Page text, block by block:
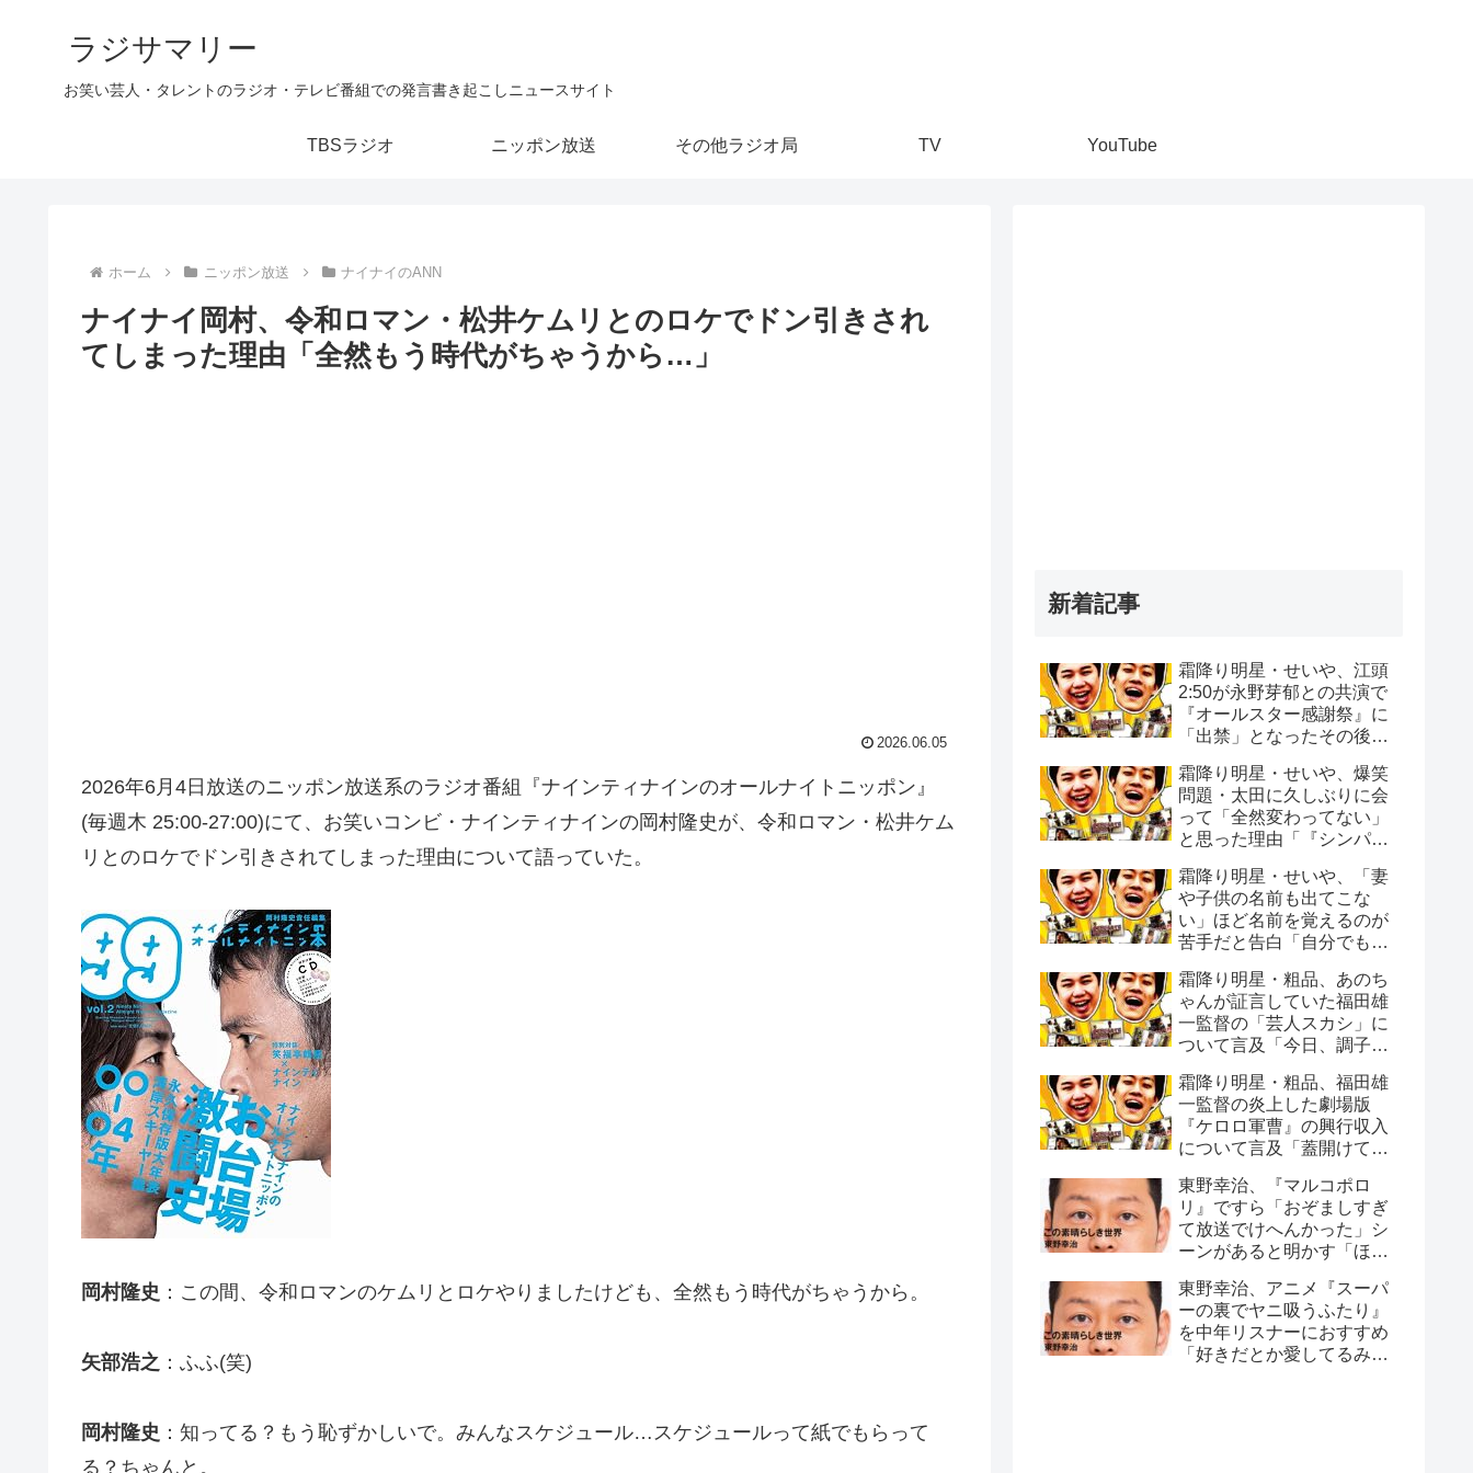
ラジサマリー
お笑い芸人・タレントのラジオ・テレビ番組での発言書き起こしニュースサイト
TBSラジオ ニッポン放送 その他ラジオ局 TV YouTube
ホーム ニッポン放送 ナイナイのANN
ナイナイ岡村、令和ロマン・松井ケムリとのロケでドン引きされ
てしまった理由「全然もう時代がちゃうから…」
2026.06.05
2026年6月4日放送のニッポン放送系のラジオ番組『ナインティナインのオールナイトニッポン』
(毎週木 25:00-27:00)にて、お笑いコンビ・ナインティナインの岡村隆史が、令和ロマン・松井ケム
リとのロケでドン引きされてしまった理由について語っていた。
岡村隆史 ：この間、令和ロマンのケムリとロケやりましたけども、全然もう時代がちゃうから。
矢部浩之 ：ふふ(笑)
岡村隆史 ：知ってる？もう恥ずかしいで。みんなスケジュール…スケジュールって紙でもらって
る？ちゃんと。
新着記事
霜降り明星・せいや、江頭
2:50が永野芽郁との共演で
『オールスター感謝祭』に
「出禁」となったその後
ゃんねるで撮影を…」
霜降り明星・せいや、爆笑
問題・太田に久しぶりに会
って「全然変わってない」
と思った理由「『シンパイ
ない」
霜降り明星・せいや、「妻
や子供の名前も出てこな
い」ほど名前を覚えるのが
苦手だと告白「自分でもビ
霜降り明星・粗品、あのち
ゃんが証言していた福田雄
一監督の「芸人スカシ」に
ついて言及「今日、調子悪
霜降り明星・粗品、福田雄
一監督の炎上した劇場版
『ケロロ軍曹』の興行収入
について言及「蓋開けてみ
東野幸治、『マルコポロ
リ』ですら「おぞましすぎ
て放送でけへんかった」シ
ーンがあると明かす「ほん
て…」
東野幸治、アニメ『スーパ
ーの裏でヤニ吸うふたり』
を中年リスナーにおすすめ
「好きだとか愛してるみた